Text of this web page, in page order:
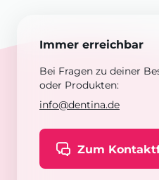
Immer erreichbar
Bei Fragen zu deiner
oder Produkten:
info@dentina.de
Zum